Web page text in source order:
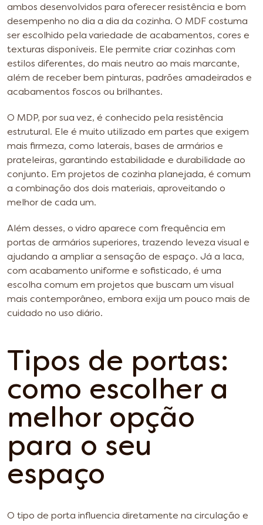
ambos desenvolvidos para oferecer resistência e bom
desempenho no dia a dia da cozinha. O MDF costuma
ser escolhido pela variedade de acabamentos, cores e
texturas disponíveis. Ele permite criar cozinhas com
estilos diferentes, do mais neutro ao mais marcante,
além de receber bem pinturas, padrões amadeirados e
acabamentos foscos ou brilhantes.
O MDP, por sua vez, é conhecido pela resistência
estrutural. Ele é muito utilizado em partes que exigem
mais firmeza, como laterais, bases de armários e
prateleiras, garantindo estabilidade e durabilidade ao
conjunto. Em projetos de cozinha planejada, é comum
a combinação dos dois materiais, aproveitando o
melhor de cada um.
Além desses, o vidro aparece com frequência em
portas de armários superiores, trazendo leveza visual e
ajudando a ampliar a sensação de espaço. Já a laca,
com acabamento uniforme e sofisticado, é uma
escolha comum em projetos que buscam um visual
mais contemporâneo, embora exija um pouco mais de
cuidado no uso diário.
Tipos de portas:
como escolher a
melhor opção
para o seu
espaço
O tipo de porta influencia diretamente na circulação e